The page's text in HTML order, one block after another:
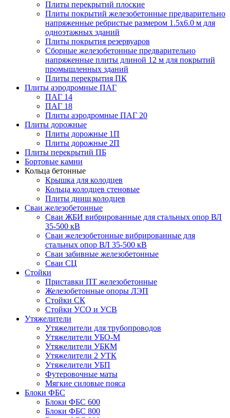
Плиты перекрытий плоские
Плиты покрытий железобетонные предварительно
напряженные ребристые размером 1.5х6.0 м для
одноэтажных зданий
Плиты покрытия резервуаров
Сборные железобетонные предварительно
напряженные плиты длиной 12 м для покрытий
промышленных зданий
Плиты перекрытия ПК
Плиты аэродромные ПАГ
ПАГ 14
ПАГ 18
Плиты аэродромные ПАГ 20
Плиты дорожные
Плиты дорожные 1П
Плиты дорожные 2П
Плиты перекрытий ПБ
Бортовые камни
Кольца бетонные
Крышка для колодцев
Кольца колодцев стеновые
Плиты днищ колодцев
Сваи железобетонные
Сваи ЖБИ вибрированные для стальных опор ВЛ
35-500 кВ
Сваи железобетонные вибрированные для
стальных опор ВЛ 35-500 кВ
Сваи забивные железобетонные
Сваи СЦ
Стойки
Приставки ПТ железобетонные
Железобетонные опоры ЛЭП
Стойки СК
Стойки УСО и УСВ
Утяжелители
Утяжелители для трубопроводов
Утяжелители УБО-М
Утяжелители УБКМ
Утяжелители 2 УТК
Утяжелители УБП
Футеровочные маты
Мягкие силовые пояса
Блоки ФБС
Блоки ФБС 600
Блоки ФБС 800